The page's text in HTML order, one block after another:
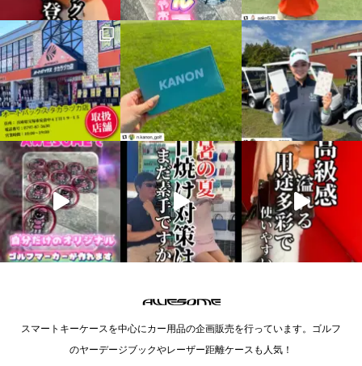
スマートキーケースを中心にカー用品の企画販売を行っています。ゴルフ
のヤーデージブックやレーザー距離ケースも人気！